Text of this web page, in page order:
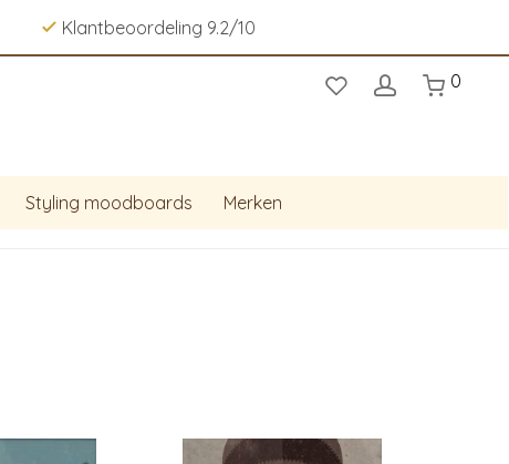
Klantbeoordeling 9.2/10
0
Styling moodboards Merken